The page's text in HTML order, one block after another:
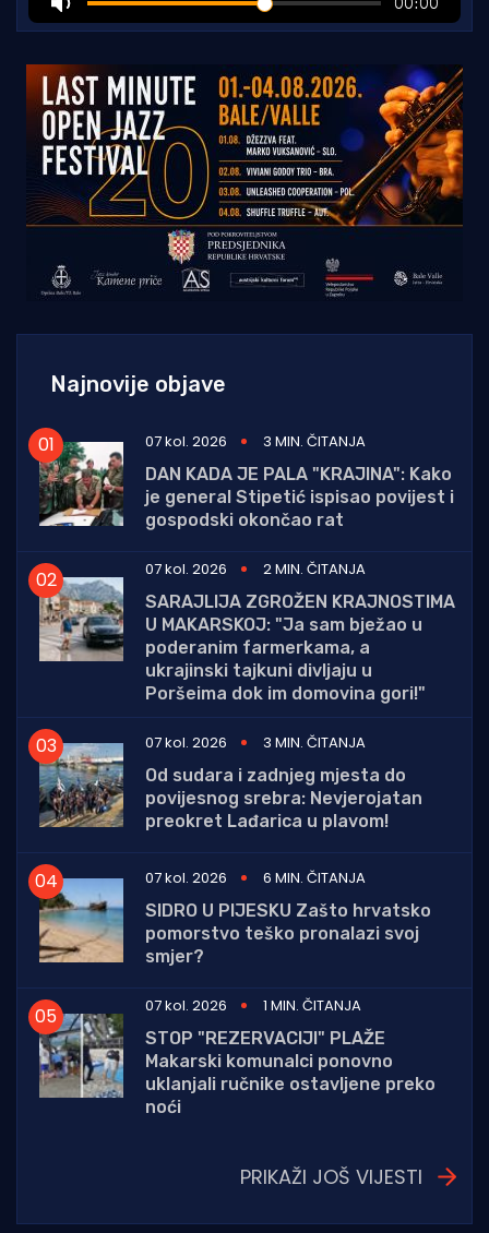
Najnovije objave
07 kol. 2026
3 MIN. ČITANJA
DAN KADA JE PALA "KRAJINA": Kako
je general Stipetić ispisao povijest i
gospodski okončao rat
07 kol. 2026
2 MIN. ČITANJA
SARAJLIJA ZGROŽEN KRAJNOSTIMA
U MAKARSKOJ: "Ja sam bježao u
poderanim farmerkama, a
ukrajinski tajkuni divljaju u
Poršeima dok im domovina gori!"
07 kol. 2026
3 MIN. ČITANJA
Od sudara i zadnjeg mjesta do
povijesnog srebra: Nevjerojatan
preokret Lađarica u plavom!
07 kol. 2026
6 MIN. ČITANJA
SIDRO U PIJESKU Zašto hrvatsko
pomorstvo teško pronalazi svoj
smjer?
07 kol. 2026
1 MIN. ČITANJA
STOP "REZERVACIJI" PLAŽE
Makarski komunalci ponovno
uklanjali ručnike ostavljene preko
noći
PRIKAŽI JOŠ VIJESTI